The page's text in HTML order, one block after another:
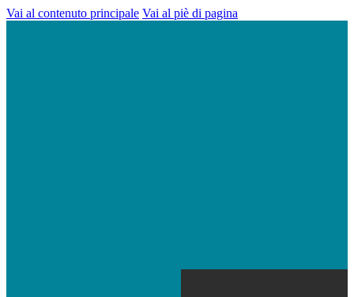
Vai al contenuto principale Vai al piè di pagina